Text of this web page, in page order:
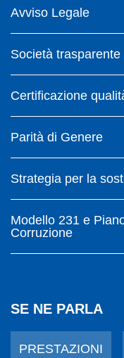
Avviso Legale
Società trasparente
Certificazione
Parità di Genere
Strategia per la
Modello 231 e
Corruzione
SE NE PARLA
PRESTAZIONI